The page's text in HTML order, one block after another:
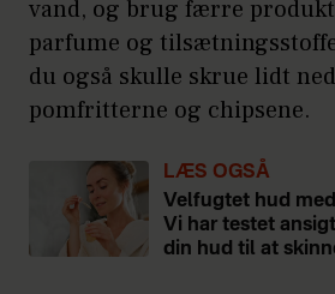
vand, og brug færre
parfume og
du også skulle skrue lidt
pomfritterne og chipsene.
LÆS OGSÅ
Velfugtet hud
Vi har testet
din hud til at